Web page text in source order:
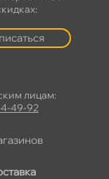
лицам:
49-92